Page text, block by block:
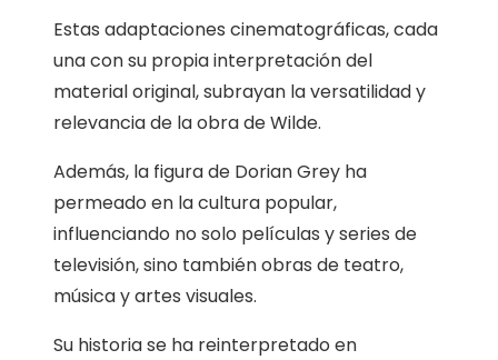
Estas adaptaciones cinematográficas, cada
una con su propia interpretación del
material original, subrayan la versatilidad y
relevancia de la obra de Wilde.
Además, la figura de Dorian Grey ha
permeado en la cultura popular,
influenciando no solo películas y series de
televisión, sino también obras de teatro,
música y artes visuales.
Su historia se ha reinterpretado en